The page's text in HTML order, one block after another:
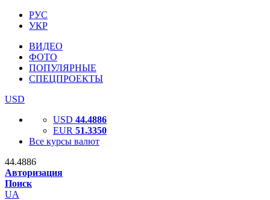
РУС
УКР
ВИДЕО
ФОТО
ПОПУЛЯРНЫЕ
СПЕЦПРОЕКТЫ
USD
USD 44.4886
EUR 51.3350
Все курсы валют
44.4886
Авторизация
Поиск
UA